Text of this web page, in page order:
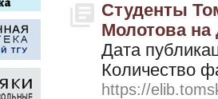
Студенты
Молотова на
Дата
Количество
https://